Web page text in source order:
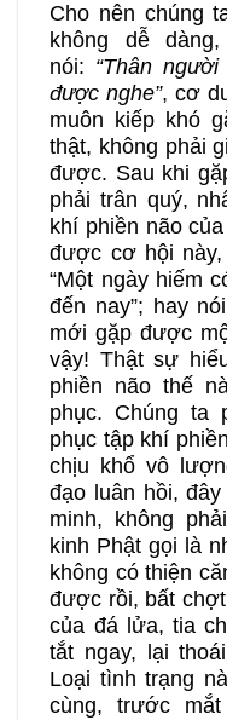
Cho nên chúng
không dễ
nói: “Thân
được nghe”, cơ
muôn kiếp khó
thật, không phải
được. Sau khi
phải trân quý,
khí phiền não
được cơ hội
“Một ngày hiếm
đến nay”; hay
mới gặp được
vậy! Thật sự
phiền não thế
phục. Chúng ta
phục tập khí
chịu khổ vô
đạo luân hồi,
minh, không
kinh Phật gọi là
không có thiện
được rồi, bất
của đá lửa, tia
tắt ngay, lại
Loại tình trạng
cùng, trước